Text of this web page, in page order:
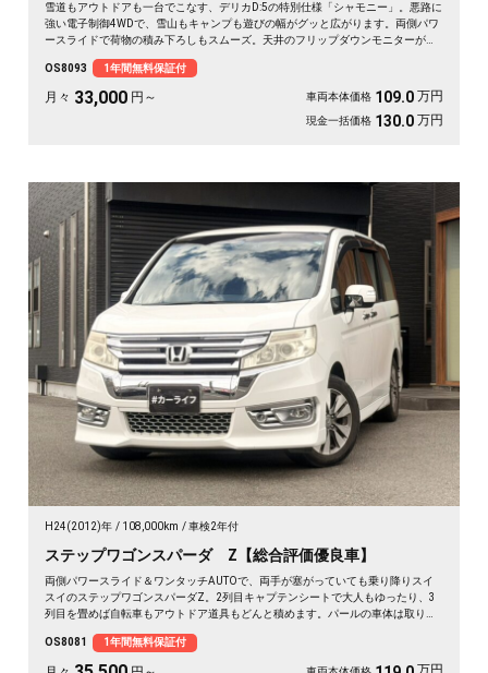
雪道もアウトドアも一台でこなす、デリカD:5の特別仕様「シャモニー」。悪路に
強い電子制御4WDで、雪山もキャンプも遊びの幅がグッと広がります。両側パワ
ースライドで荷物の積み下ろしもスムーズ。天井のフリップダウンモニターがあ
いた一台で、週末の遠出が待ち遠しくなりますよ。乗り込むほどに頼れる相棒に
💫🏔️🚗✌️《1年保証付》
OS8093 1年間無料保証付
月々 33,000 円～ 車両本体価格 109.0 万円
現金一括価格 130.0 万円
H24(2012)年 108,000km 車検2年付
ステップワゴンスパーダ Z【総合評価優良車】
両側パワースライド＆ワンタッチAUTOで、両手が塞がっていても乗り降りスイ
スイのステップワゴンスパーダZ。2列目キャプテンシートで大人もゆったり、3
列目を畳めば自転車もアウトドア道具もどんと積めます。パールの車体は取り回
しっかり残せて安心。天井のフリップダウンモニターで長距離も退屈知らず。毎
日の相棒にぴったりの一台です🚗✨💺🙌😊《1年保証付》
OS8081 1年間無料保証付